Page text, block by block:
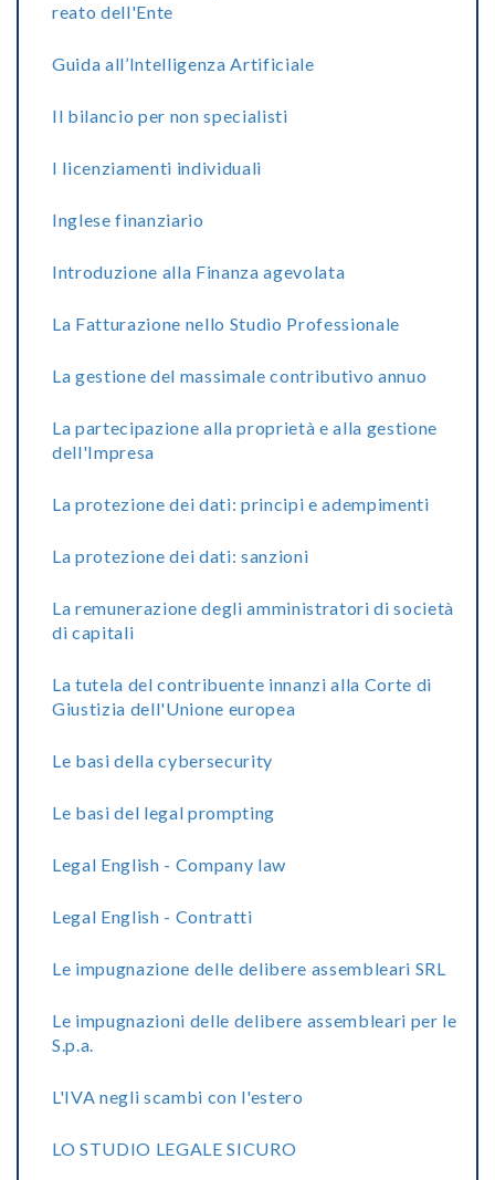
reato dell'Ente
Guida all’Intelligenza Artificiale
Il bilancio per non specialisti
I licenziamenti individuali
Inglese finanziario
Introduzione alla Finanza agevolata
La Fatturazione nello Studio Professionale
La gestione del massimale contributivo annuo
La partecipazione alla proprietà e alla gestione
dell'Impresa
La protezione dei dati: principi e adempimenti
La protezione dei dati: sanzioni
La remunerazione degli amministratori di società
di capitali
La tutela del contribuente innanzi alla Corte di
Giustizia dell'Unione europea
Le basi della cybersecurity
Le basi del legal prompting
Legal English - Company law
Legal English - Contratti
Le impugnazione delle delibere assembleari SRL
Le impugnazioni delle delibere assembleari per le
S.p.a.
L'IVA negli scambi con l'estero
LO STUDIO LEGALE SICURO